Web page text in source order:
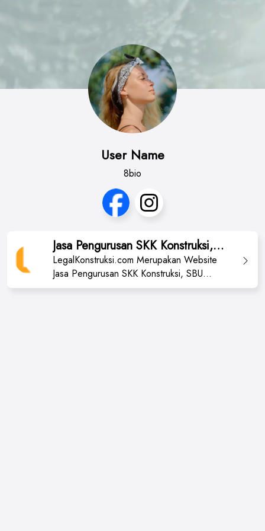
User Name
8bio
Jasa Pengurusan SKK Konstruksi,
SBU dan ISO - Legal Konstruksi
LegalKonstruksi.com Merupakan Website
Jasa Pengurusan SKK Konstruksi, SBU
Konstruksi, ISO dan Beberapa Sertifikat